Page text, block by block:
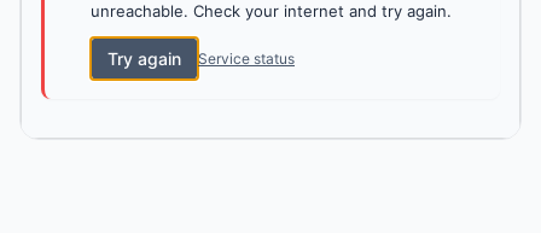
unreachable. Check your internet and try again.
Try again Service status